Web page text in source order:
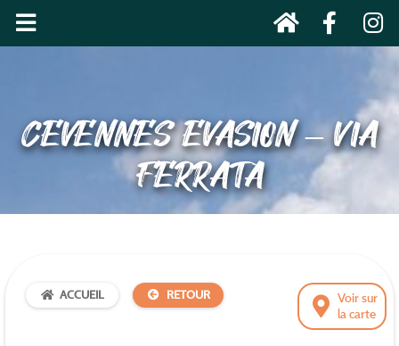
CEVENNES EVASION – VIA
FERRATA
Voir sur
la carte
ACCUEIL RETOUR